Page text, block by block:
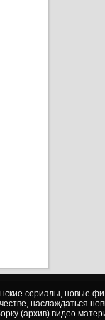
сериалы, новые
наслаждаться
(архив) видео